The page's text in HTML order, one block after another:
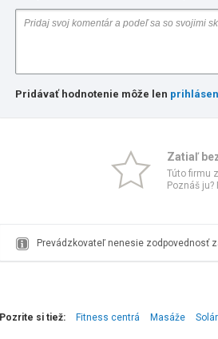
Pridávať hodnotenie môže len
Zatiaľ
Túto firmu
Poznáš
Prevádzkovateľ nenesie zodpovednosť
Pozrite si tiež: Fitness centrá Masáže